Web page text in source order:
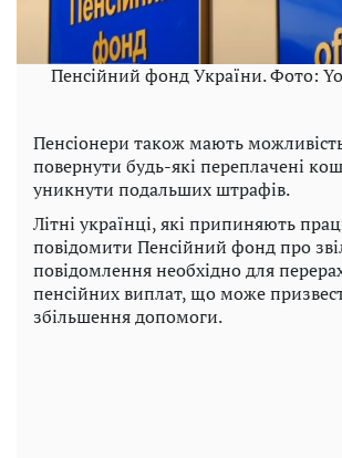
Пенсійний фонд України. Фото:
Пенсіонери також мають
повернути будь-які переплачені
уникнути подальших штрафів.
Літні українці, які припиняють
повідомити Пенсійний фонд про
повідомлення необхідно для
пенсійних виплат, що може
збільшення допомоги.